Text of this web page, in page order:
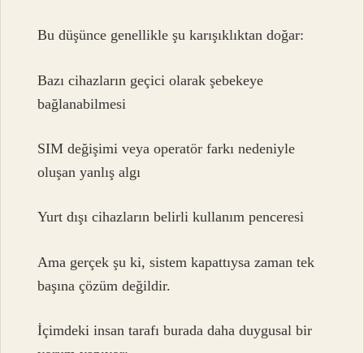
Bu düşünce genellikle şu karışıklıktan doğar:
Bazı cihazların geçici olarak şebekeye
bağlanabilmesi
SIM değişimi veya operatör farkı nedeniyle
oluşan yanlış algı
Yurt dışı cihazların belirli kullanım penceresi
Ama gerçek şu ki, sistem kapattıysa zaman tek
başına çözüm değildir.
İçimdeki insan tarafı burada daha duygusal bir